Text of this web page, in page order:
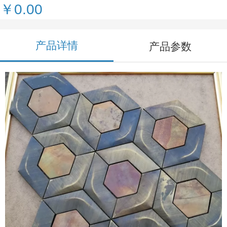
￥0.00
产品详情 产品参数